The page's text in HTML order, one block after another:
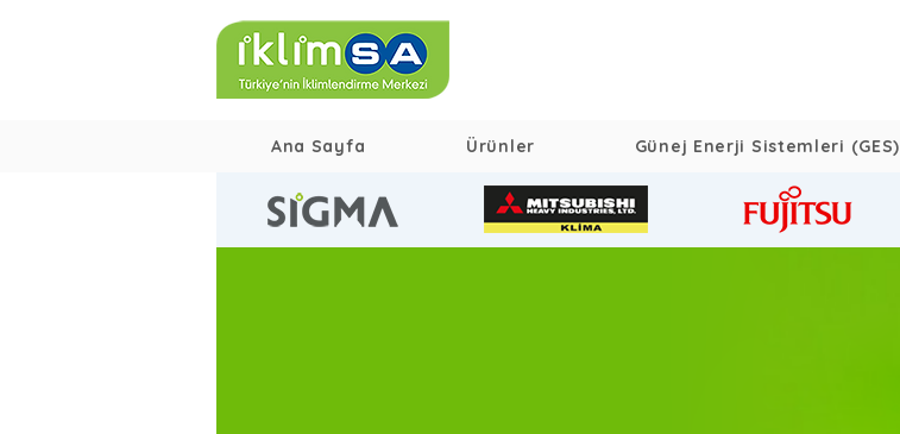
Ana Sayfa Ürünler Günej Enerji Sistemleri (GES)